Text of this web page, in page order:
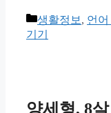
카
테
생활정보 , 언어
기기
양세형, 8